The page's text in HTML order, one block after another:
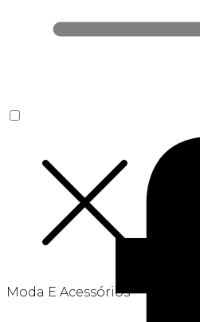
Moda E Acessórios